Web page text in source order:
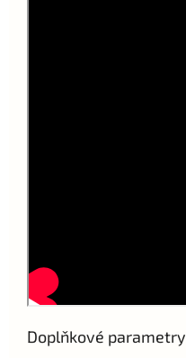
Doplňkové parametry